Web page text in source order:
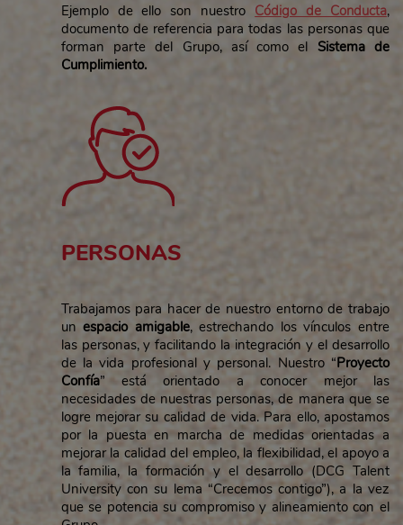
Ejemplo de ello son nuestro Código de Conducta,
documento de referencia para todas las personas que
forman parte del Grupo, así como el Sistema de
Cumplimiento.
PERSONAS
Trabajamos para hacer de nuestro entorno de trabajo
unespacio amigable, estrechando los vínculos entre
las personas, y facilitando la integración y el desarrollo
de la vida profesional y personal. Nuestro “Proyecto
Confía” está orientado a conocer mejor las
necesidades de nuestras personas, de manera que se
logre mejorar su calidad de vida. Para ello, apostamos
por la puesta en marcha de medidas orientadas a
mejorar la calidad del empleo, la flexibilidad, el apoyo a
la familia, la formación y el desarrollo (DCG Talent
University con su lema “Crecemos contigo”), a la vez
que se potencia su compromiso y alineamiento con el